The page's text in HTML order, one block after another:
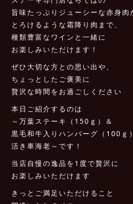
旨味たっぷりジューシーな赤身肉
とろけるような霜降り肉まで、
種類豊富なワインと一緒に
お楽しみいただけます！
ぜひ大切な方との思い出や、
ちょっとしたご褒美に
贅沢な時間をお過ごしください
本日ご紹介するのは
～万葉ステーキ（150ｇ）＆
黒毛和牛入りハンバーグ（100ｇ
活き車海老～です！
当店自慢の逸品を1度で贅沢に
お楽しみいただけます
きっとご満足いただけること